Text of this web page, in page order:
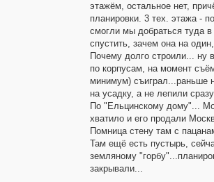
этажём, остальное нет,
планировки. 3 тех. этажа -
смогли мы добраться туда
спустить, зачем она на
Почему долго строили... ну
по корпусам, на момент
минимум) съиграл...раньше
на усадку, а не лепили
По "Ельцинскому дому"...
хватило и его продали
Помница стену там с
Там ещё есть пустырь,
земляному
закрывали...